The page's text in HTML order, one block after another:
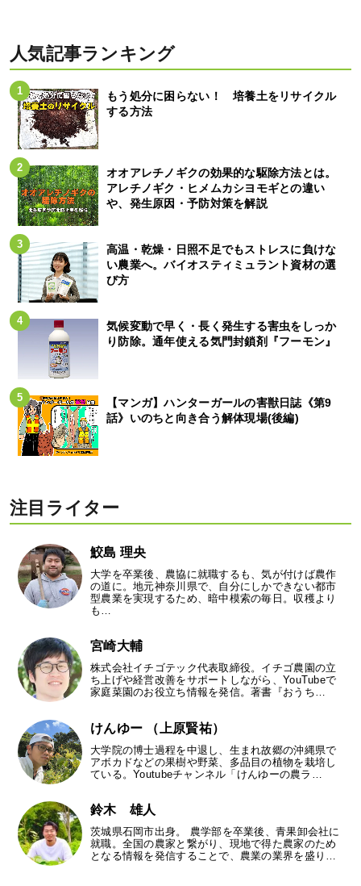
人気記事ランキング
もう処分に困らない！ 培養土をリサイクル
する方法
オオアレチノギクの効果的な駆除方法とは。
アレチノギク・ヒメムカシヨモギとの違い
や、発生原因・予防対策を解説
高温・乾燥・日照不足でもストレスに負けな
い農業へ。バイオスティミュラント資材の選
び方
気候変動で早く・長く発生する害虫をしっか
り防除。通年使える気門封鎖剤『フーモン』
【マンガ】ハンターガールの害獣日誌《第9
話》いのちと向き合う解体現場(後編)
注目ライター
鮫島 理央
大学を卒業後、農協に就職するも、気が付けば農作
の道に。地元神奈川県で、自分にしかできない都市
型農業を実現するため、暗中模索の毎日。収穫より
も…
宮崎大輔
株式会社イチゴテック代表取締役。イチゴ農園の立
ち上げや経営改善をサポートしながら、YouTubeで
家庭菜園のお役立ち情報を発信。著書『おうち…
けんゆー （上原賢祐）
大学院の博士過程を中退し、生まれ故郷の沖縄県で
アボカドなどの果樹や野菜、多品目の植物を栽培し
ている。Youtubeチャンネル「けんゆーの農ラ…
鈴木 雄人
茨城県石岡市出身。 農学部を卒業後、青果卸会社に
就職。全国の農家と繋がり、現地で得た農家のため
となる情報を発信することで、農業の業界を盛り…